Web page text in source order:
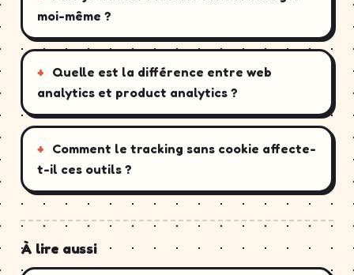
moi-même ?
Quelle est la différence entre web
analytics et product analytics ?
Comment le tracking sans cookie affecte-
t-il ces outils ?
À lire aussi